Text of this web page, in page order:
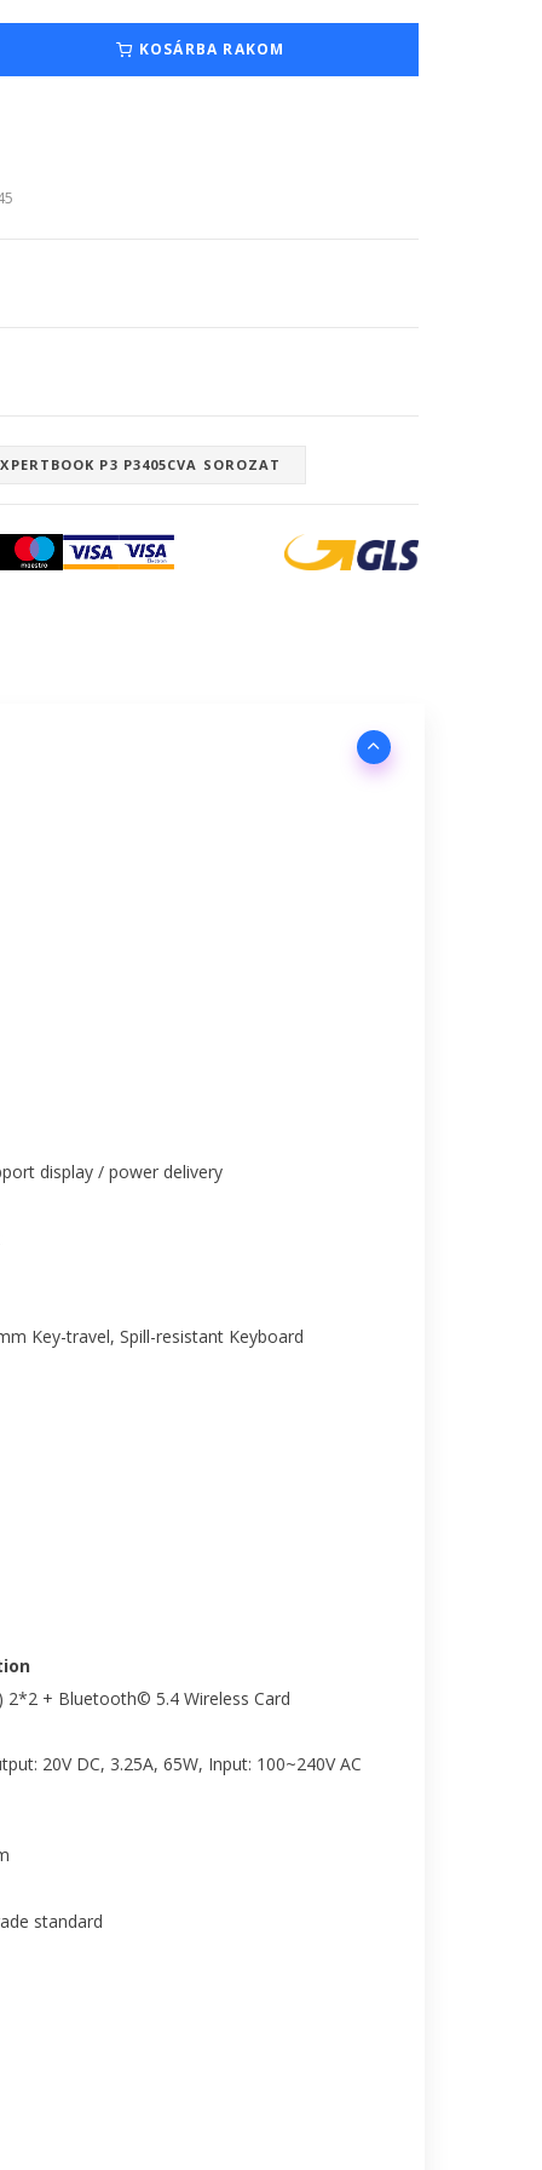
KOSÁRBA RAKOM
P3 P3405CVA SOROZAT
display / power delivery
Key-travel, Spill-resistant Keyboard
2*2 + Bluetooth© 5.4 Wireless Card
20V DC, 3.25A, 65W, Input: 100~240V AC
standard